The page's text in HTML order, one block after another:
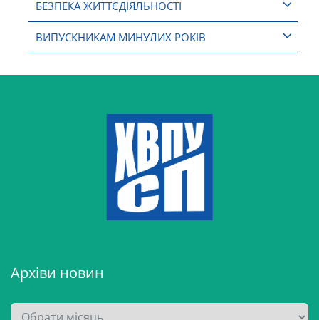
БЕЗПЕКА ЖИТТЄДІЯЛЬНОСТІ
ВИПУСКНИКАМ МИНУЛИХ РОКІВ
Архіви новин
А